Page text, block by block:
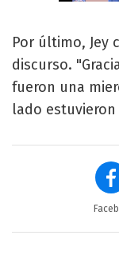
Por último, Jey
discurso.
fueron una
lado